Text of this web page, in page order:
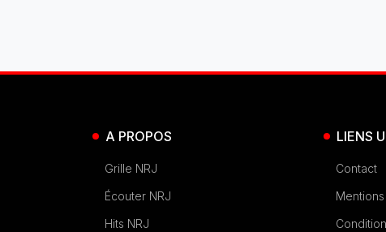
A PROPOS
Grille NRJ
Écouter NRJ
Hits NRJ
LIENS
Contact